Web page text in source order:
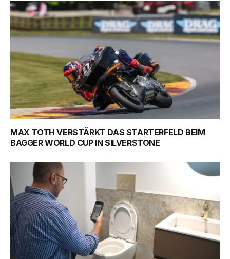
MAX TOTH VERSTÄRKT DAS STARTERFELD BEIM
BAGGER WORLD CUP IN SILVERSTONE